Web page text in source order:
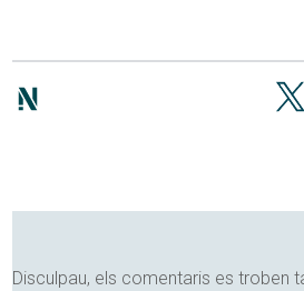
Disculpau, els comentaris es troben